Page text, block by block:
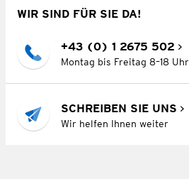
WIR SIND FÜR SIE DA!
+43 (0) 1 2675 502
Montag bis Freitag 8–18 Uhr
SCHREIBEN SIE UNS
Wir helfen Ihnen weiter